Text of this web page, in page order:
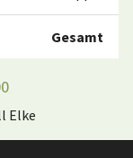
Gesamt
Elke